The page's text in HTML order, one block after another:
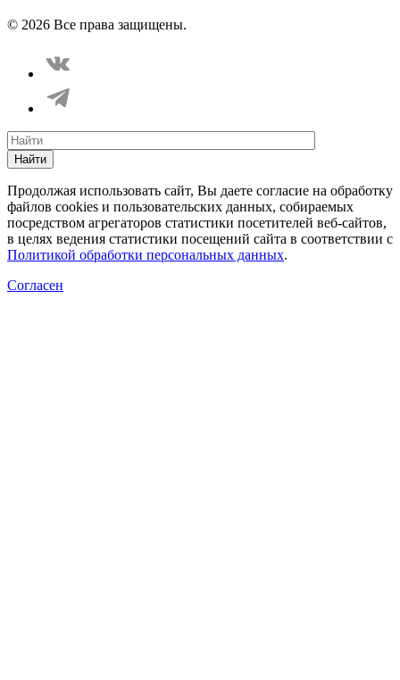
© 2026 Все права защищены.
Найти
Продолжая использовать сайт, Вы даете согласие на обработку
файлов cookies и пользовательских данных, собираемых
посредством агрегаторов статистики посетителей веб-сайтов,
в целях ведения статистики посещений сайта в соответствии с
Политикой обработки персональных данных.
Согласен